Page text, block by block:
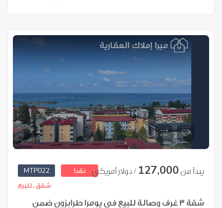
MTP022 نقدا يبدأ من 127,000 / دولار أمريكي
شقق ،للبيع
شقة 3 غرف وصالة للبيع في يومرا طرابزون ضمن